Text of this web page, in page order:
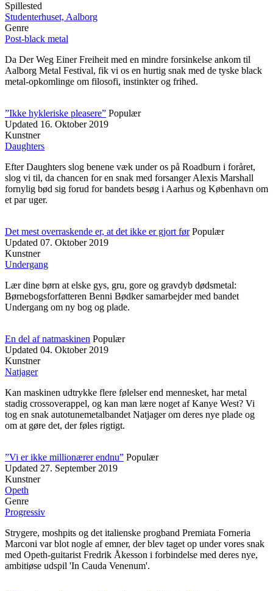
Spillested
Studenterhuset, Aalborg
Genre
Post-black metal
Da Der Weg Einer Freiheit med en mindre forsinkelse ankom til
Aalborg Metal Festival, fik vi os en hurtig snak med de tyske black
metal-opkomlinge om filosofi, instinkter og frihed.
”Ikke hykleriske pleasere” Populær
Updated 16. Oktober 2019
Kunstner
Daughters
Efter Daughters slog benene væk under os på Roadburn i foråret,
slog vi til, da chancen for en snak med forsanger Alexis Marshall
fornylig bød sig forud for bandets besøg i Aarhus og København om
et par uger.
Det mest overraskende er, at det ikke er gjort før Populær
Updated 07. Oktober 2019
Kunstner
Undergang
Lær dine børn at elske gys, gru, gore og gravdyb dødsmetal:
Børnebogsforfatteren Benni Bødker samarbejder med bandet
Undergang om ny bog og plade.
En del af natmaskinen Populær
Updated 04. Oktober 2019
Kunstner
Natjager
Kan maskinen udtrykke flere følelser end mennesket, har metal
stadig crossoverappel, og kan man lære noget af Kanye West? Vi
tog en snak autotunemetalbandet Natjager om deres nye plade og
om at gøre det, der føles rigtigt.
”Vi er ikke millionærer endnu” Populær
Updated 27. September 2019
Kunstner
Opeth
Genre
Progressiv
Strygere, moshpits og det italienske progband Premiata Forneria
Marconi var blot nogle af emner, der blev taget op under vores snak
med Opeth-guitarist Fredrik Åkesson i forbindelse med deres nye,
ambitiøse udspil 'In Cauda Venenum'.